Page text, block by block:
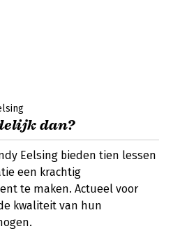
dan?
Eelsing bieden tien lessen
een krachtig
te maken. Actueel voor
kwaliteit van hun